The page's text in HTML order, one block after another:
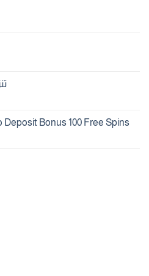
Bonus 100 Free Spins